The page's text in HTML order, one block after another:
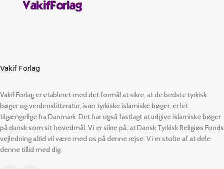
Vakif Forlag
Vakif Forlag er etableret med det formål at sikre, at de bedste tyrkisk
bøger og verdenslitteratur, især tyrkiske islamiske bøger, er let
tilgængelige fra Danmark. Det har også fastlagt at udgive islamiske bøger
på dansk som sit hovedmål. Vi er sikre på, at Dansk Tyrkisk Religiøs Fonds
vejledning altid vil være med os på denne rejse. Vi er stolte af at dele
denne tillid med dig.